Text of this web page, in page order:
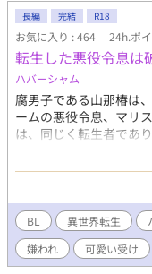
れる性癖】 第一章
Sang de la Jedaz：す
第三章Duae Sankt：相
第四章Dio Perdito：羞
登場する世界観は全て
団体・または現実の歴
力表現・流血描写があ
描写が含まれる回のタ
ます。 キャラクターデ
https://
長編 完結 R18
お気に入り : 464 24h.ポ
転生した悪役令息は
ハバーシャム
腐男子である山那椿は
ームの悪役令息、マリ
は、同じく転生者であ
のままでは破滅エンド
エンドを避けるべくイ
一人で意地悪な公爵令
できて……？ 2度目の青
ために奮闘する異世界
攻め×顔は可愛いけど
定cp くっつくまでが長
ます。 エロ描写は2年
BL 異世界転生
嫌われ
可愛い受け